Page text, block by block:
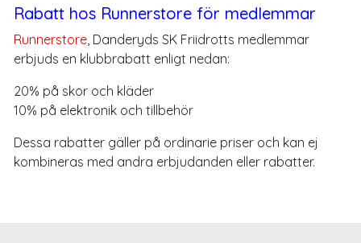
Rabatt hos Runnerstore för medlemmar
Runnerstore , Danderyds SK Friidrotts medlemmar
erbjuds en klubbrabatt enligt nedan:
20% på skor och kläder
10% på elektronik och tillbehör
Dessa rabatter gäller på ordinarie priser och kan ej
kombineras med andra erbjudanden eller rabatter.